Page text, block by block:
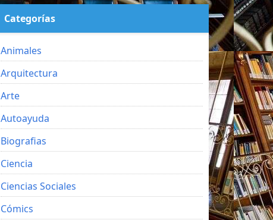
Categorías
Animales
Arquitectura
Arte
Autoayuda
Biografias
Ciencia
Ciencias Sociales
Cómics